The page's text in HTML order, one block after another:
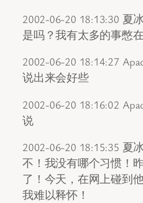
2002-06-20 18:13:30 夏冰
是吗？我有太多的事憋
2002-06-20 18:14:27
说出来会好些
2002-06-20 18:16:02
说
2002-06-20 18:15:35 夏冰
不！我没有哪个习惯！
了！今天，在网上碰到
我难以释怀！